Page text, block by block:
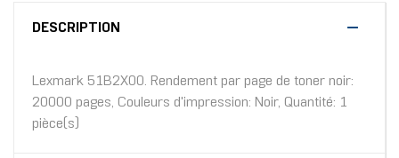
DESCRIPTION
Lexmark 51B2X00. Rendement par page de toner noir:
20000 pages, Couleurs d'impression: Noir, Quantité: 1
pièce(s)